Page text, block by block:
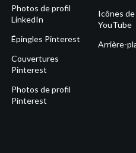
Photos de profil
LinkedIn
Épingles Pinterest
Couvertures
Pinterest
Photos de profil
Pinterest
Icônes
YouTube
Arrière-